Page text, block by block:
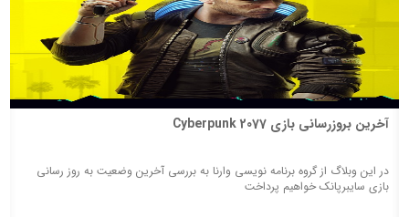
آخرین بروزرسانی بازی Cyberpunk 2077
در این وبلاگ از گروه برنامه نویسی وارنا به بررسی آخرین وضعیت به روز رسانی
بازی سایبرپانک خواهیم پرداخت